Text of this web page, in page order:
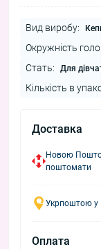
Вид виробу:
Окружність
Стать: Для
Кількість в
Доставка
Новою
поштомати
Укрпоштою у
Оплата